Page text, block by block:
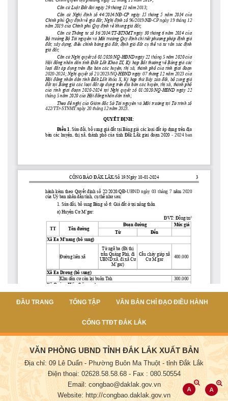
ĐẦU TRANG TỔNG TẬP VĂN BẢN CHỈ ĐẠO ĐIỀU HÀNH
CỔNG TTĐT ĐẮK LẮK
VĂN PHÒNG UBND TỈNH ĐẮK LẮK XUẤT BẢN
Địa chỉ: 09 Lê Duẩn - Phường Buôn Ma Thuột - tỉnh Đắk Lắk
Điện thoại: 02628.58.58.68- Fax : 080.50554
Email: congbao@daklak.gov.vn
Website: http://congbao.daklak.gov.vn